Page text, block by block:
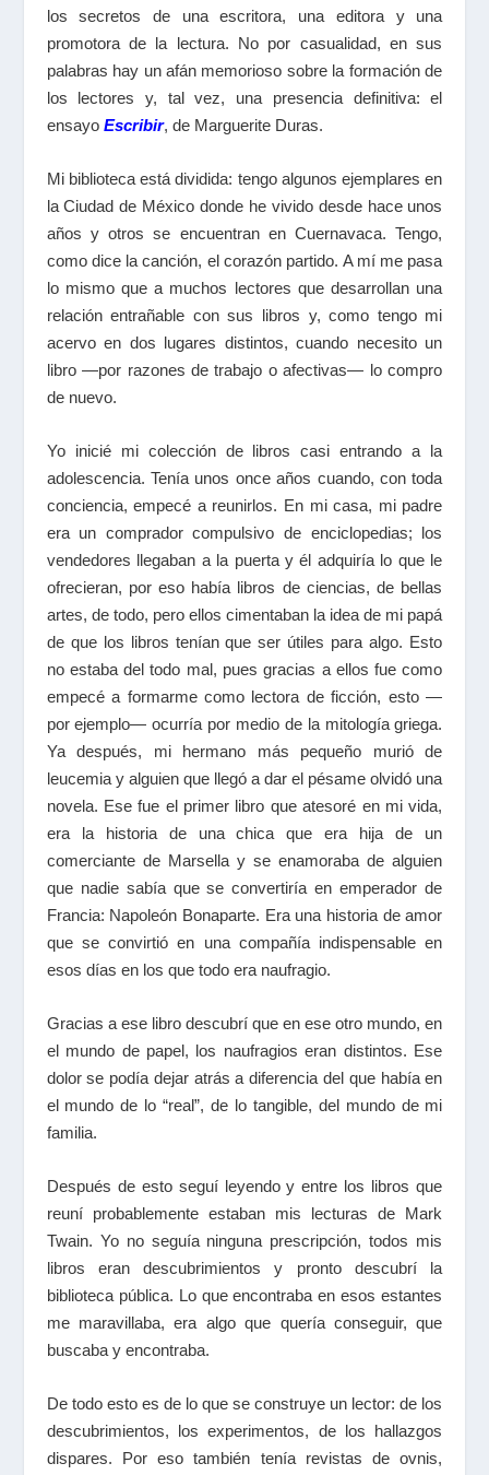
los secretos de una escritora, una editora y una
promotora de la lectura. No por casualidad, en sus
palabras hay un afán memorioso sobre la formación de
los lectores y, tal vez, una presencia definitiva: el
ensayo Escribir, de Marguerite Duras.
Mi biblioteca está dividida: tengo algunos ejemplares en
la Ciudad de México donde he vivido desde hace unos
años y otros se encuentran en Cuernavaca. Tengo,
como dice la canción, el corazón partido. A mí me pasa
lo mismo que a muchos lectores que desarrollan una
relación entrañable con sus libros y, como tengo mi
acervo en dos lugares distintos, cuando necesito un
libro —por razones de trabajo o afectivas— lo compro
de nuevo.
Yo inicié mi colección de libros casi entrando a la
adolescencia. Tenía unos once años cuando, con toda
conciencia, empecé a reunirlos. En mi casa, mi padre
era un comprador compulsivo de enciclopedias; los
vendedores llegaban a la puerta y él adquiría lo que le
ofrecieran, por eso había libros de ciencias, de bellas
artes, de todo, pero ellos cimentaban la idea de mi papá
de que los libros tenían que ser útiles para algo. Esto
no estaba del todo mal, pues gracias a ellos fue como
empecé a formarme como lectora de ficción, esto —
por ejemplo— ocurría por medio de la mitología griega.
Ya después, mi hermano más pequeño murió de
leucemia y alguien que llegó a dar el pésame olvidó una
novela. Ese fue el primer libro que atesoré en mi vida,
era la historia de una chica que era hija de un
comerciante de Marsella y se enamoraba de alguien
que nadie sabía que se convertiría en emperador de
Francia: Napoleón Bonaparte. Era una historia de amor
que se convirtió en una compañía indispensable en
esos días en los que todo era naufragio.
Gracias a ese libro descubrí que en ese otro mundo, en
el mundo de papel, los naufragios eran distintos. Ese
dolor se podía dejar atrás a diferencia del que había en
el mundo de lo “real”, de lo tangible, del mundo de mi
familia.
Después de esto seguí leyendo y entre los libros que
reuní probablemente estaban mis lecturas de Mark
Twain. Yo no seguía ninguna prescripción, todos mis
libros eran descubrimientos y pronto descubrí la
biblioteca pública. Lo que encontraba en esos estantes
me maravillaba, era algo que quería conseguir, que
buscaba y encontraba.
De todo esto es de lo que se construye un lector: de los
descubrimientos, los experimentos, de los hallazgos
dispares. Por eso también tenía revistas de ovnis,